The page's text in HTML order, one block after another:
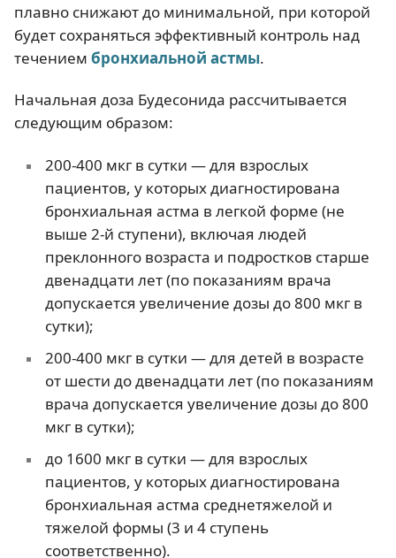
плавно снижают до минимальной, при которой
будет сохраняться эффективный контроль над
течением бронхиальной астмы.
Начальная доза Будесонида рассчитывается
следующим образом:
200-400 мкг в сутки — для взрослых
пациентов, у которых диагностирована
бронхиальная астма в легкой форме (не
выше 2-й ступени), включая людей
преклонного возраста и подростков старше
двенадцати лет (по показаниям врача
допускается увеличение дозы до 800 мкг в
сутки);
200-400 мкг в сутки — для детей в возрасте
от шести до двенадцати лет (по показаниям
врача допускается увеличение дозы до 800
мкг в сутки);
до 1600 мкг в сутки — для взрослых
пациентов, у которых диагностирована
бронхиальная астма среднетяжелой и
тяжелой формы (3 и 4 ступень
соответственно).